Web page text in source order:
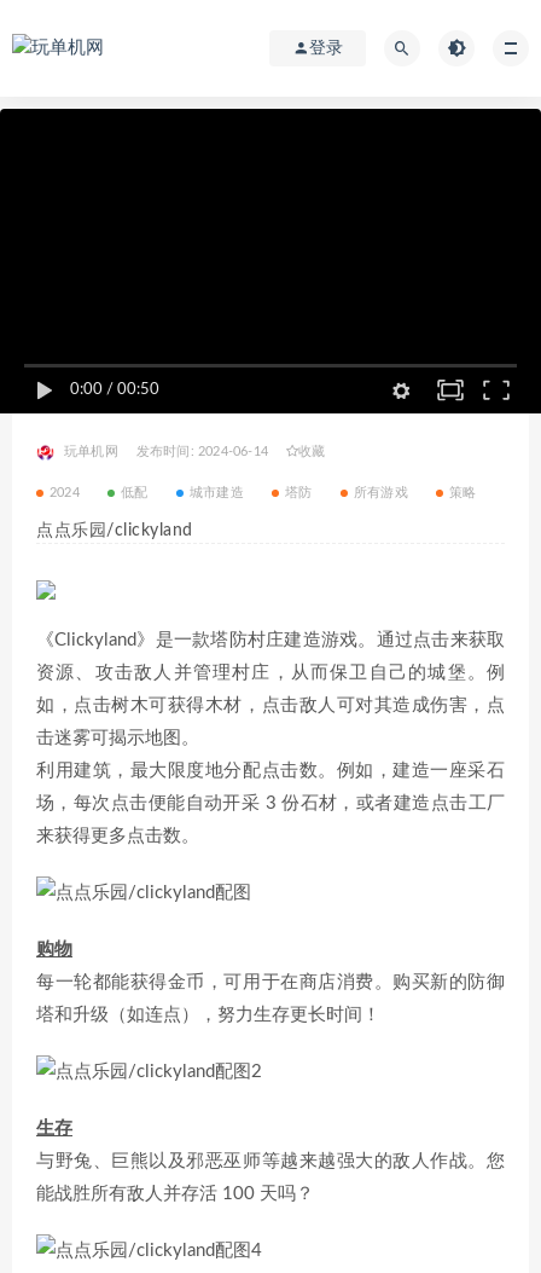
登录
0:00 / 00:50
玩单机网 发布时间: 2024-06-14 收藏
2024 低配 城市建造 塔防 所有游戏 策略
点点乐园/clickyland
《Clickyland》是一款塔防村庄建造游戏。通过点击来获取
资源、攻击敌人并管理村庄，从而保卫自己的城堡。例
如，点击树木可获得木材，点击敌人可对其造成伤害，点
击迷雾可揭示地图。
利用建筑，最大限度地分配点击数。例如，建造一座采石
场，每次点击便能自动开采 3 份石材，或者建造点击工厂
来获得更多点击数。
购物
每一轮都能获得金币，可用于在商店消费。购买新的防御
塔和升级（如连点），努力生存更长时间！
生存
与野兔、巨熊以及邪恶巫师等越来越强大的敌人作战。您
能战胜所有敌人并存活 100 天吗？